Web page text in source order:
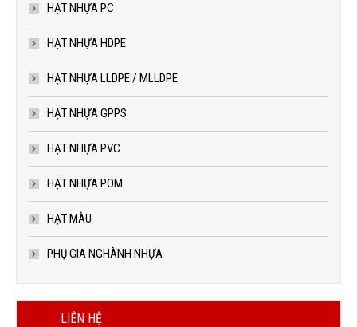
HẠT NHỰA PC
HẠT NHỰA HDPE
HẠT NHỰA LLDPE / MLLDPE
HẠT NHỰA GPPS
HẠT NHỰA PVC
HẠT NHỰA POM
HẠT MÀU
PHỤ GIA NGHÀNH NHỰA
LIÊN HỆ